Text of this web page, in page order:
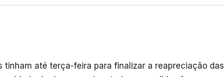
tinham até terça-feira para finalizar a reapreciação das